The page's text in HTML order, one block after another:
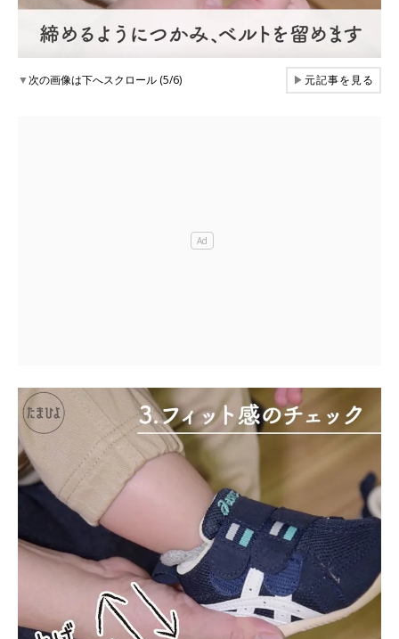
▼次の画像は下へスクロール (5/6) ▶元記事を見る